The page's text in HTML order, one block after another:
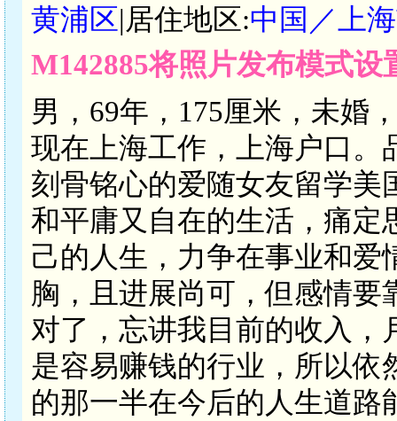
黄浦区|居住地区:中国／上
M142885将照片发布模式
男，69年，175厘米，未婚
现在上海工作，上海户口。
刻骨铭心的爱随女友留学美
和平庸又自在的生活，痛定
己的人生，力争在事业和爱
胸，且进展尚可，但感情
对了，忘讲我目前的收入，
是容易赚钱的行业，所以依
的那一半在今后的人生道路